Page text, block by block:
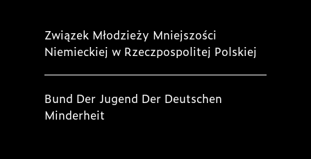
Związek Młodzieży Mniejszości
Niemieckiej w Rzeczpospolitej Polskiej
Bund Der Jugend Der Deutschen
Minderheit